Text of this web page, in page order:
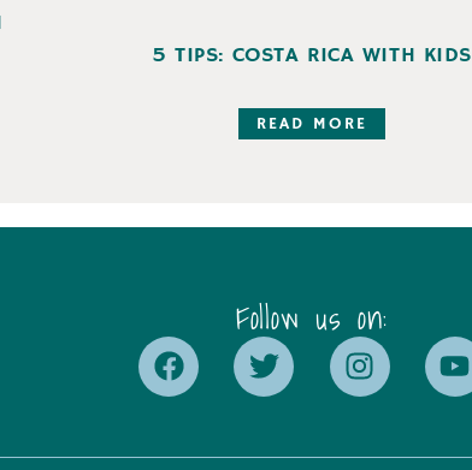
5 TIPS: COSTA RICA WITH KIDS
READ MORE
Follow us on: